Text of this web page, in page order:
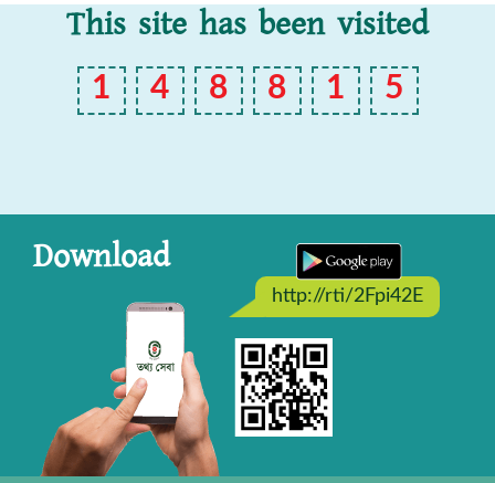
This site has been visited
1 4 8 8 1 5
Download
http://rti/2Fpi42E